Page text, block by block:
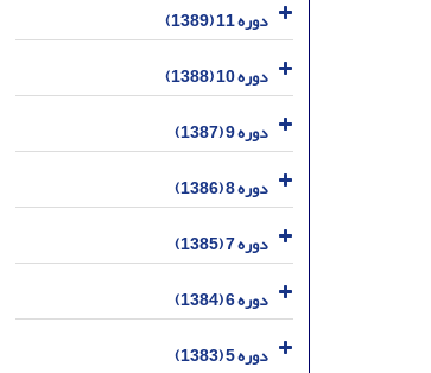
دوره 11 (1389)
دوره 10 (1388)
دوره 9 (1387)
دوره 8 (1386)
دوره 7 (1385)
دوره 6 (1384)
دوره 5 (1383)